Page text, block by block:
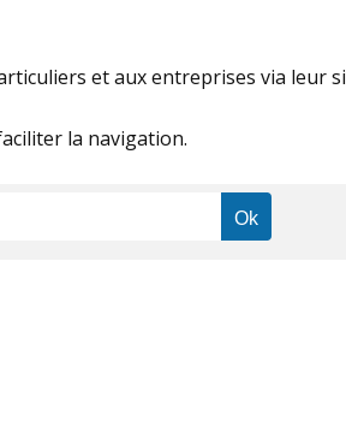
et aux entreprises via leur
la navigation.